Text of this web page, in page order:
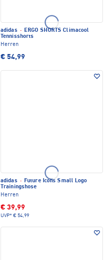
adidas · ERGO SHORTS Climacool
Tennisshorts
Herren
€ 54,99
adidas · Future Icons Small Logo
Trainingshose
Herren
€ 39,99
UVP* € 54,99